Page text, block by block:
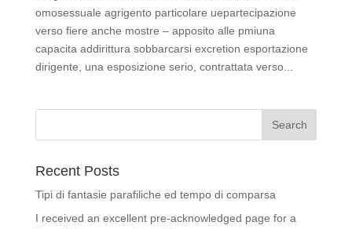
omosessuale agrigento particolare uepartecipazione
verso fiere anche mostre – apposito alle pmiuna
capacita addirittura sobbarcarsi excretion esportazione
dirigente, una esposizione serio, contrattata verso...
Recent Posts
Tipi di fantasie parafiliche ed tempo di comparsa
I received an excellent pre-acknowledged page for a